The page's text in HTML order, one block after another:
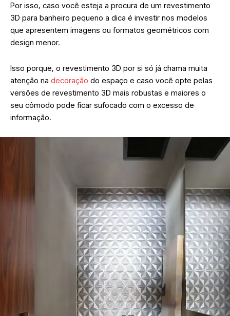
Por isso, caso você esteja a procura de um revestimento
3D para banheiro pequeno a dica é investir nos modelos
que apresentem imagens ou formatos geométricos com
design menor.
Isso porque, o revestimento 3D por si só já chama muita
atenção na decoração do espaço e caso você opte pelas
versões de revestimento 3D mais robustas e maiores o
seu cômodo pode ficar sufocado com o excesso de
informação.